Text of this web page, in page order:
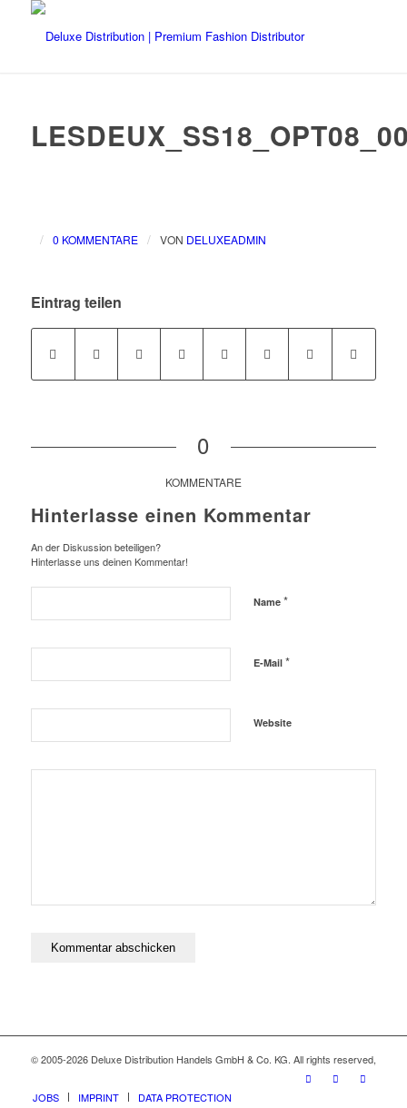
/ 0 KOMMENTARE / VON DELUXEADMIN
Eintrag teilen
0
KOMMENTARE
Hinterlasse einen Kommentar
An der Diskussion beteiligen?
Hinterlasse uns deinen Kommentar!
Name *
E-Mail *
Website
© 2005-2026 Deluxe Distribution Handels GmbH & Co. KG. All rights reserved,
JOBS IMPRINT DATA PROTECTION